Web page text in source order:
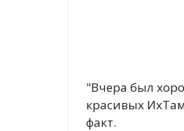
"Вчера был
красивых
факт.